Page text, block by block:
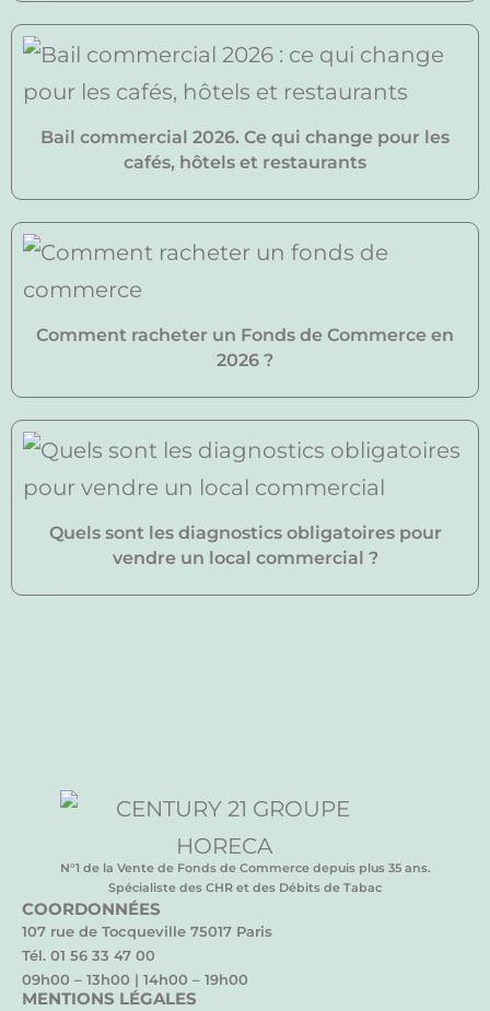
Bail commercial 2026. Ce qui change pour les
cafés, hôtels et restaurants
Comment racheter un Fonds de Commerce en
2026 ?
Quels sont les diagnostics obligatoires pour
vendre un local commercial ?
N°1 de la Vente de Fonds de Commerce depuis plus 35 ans.
Spécialiste des CHR et des Débits de Tabac
COORDONNÉES
107 rue de Tocqueville 75017 Paris
Tél. 01 56 33 47 00
09h00 – 13h00 | 14h00 – 19h00
MENTIONS LÉGALES